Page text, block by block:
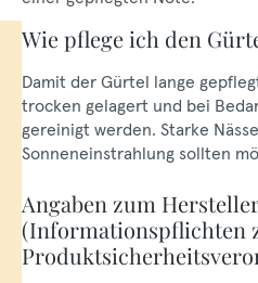
Wie pflege ich den
Damit der Gürtel lange
trocken gelagert und bei
gereinigt werden. Starke
Sonneneinstrahlung sollten
Angaben zum
(Informationspflichten